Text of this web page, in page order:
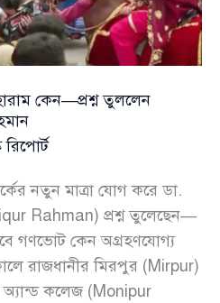
কেন—প্রশ্ন তুললেন
রিপোর্ট
নতুন মাত্রা যোগ করে ডা.
Rahman) প্রশ্ন তুলেছেন—
গণভোট কেন অগ্রহণযোগ্য
রাজধানীর মিরপুর (Mirpur)
অ্যান্ড কলেজ (Monipur